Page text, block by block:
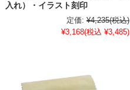
入れ）・イラスト刻印
定価: ¥4,235(税込)
¥3,168(税込 ¥3,485)